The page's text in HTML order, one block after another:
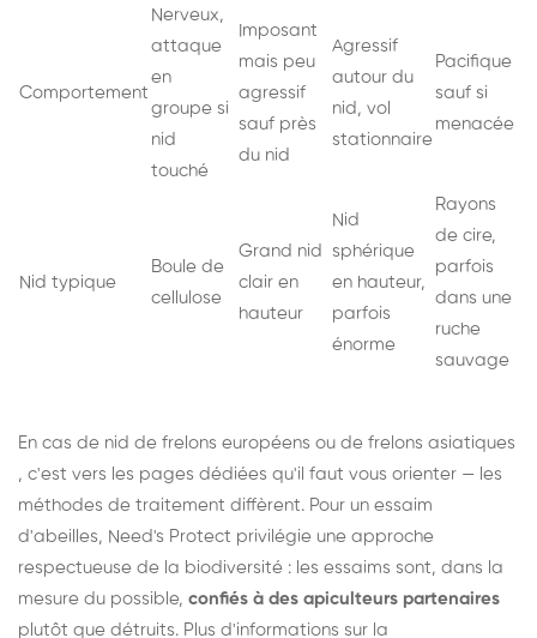
Comportement
Nerveux,
attaque
en
groupe si
nid
touché
Imposant
mais peu
agressif
sauf près
du nid
Agressif
autour du
nid, vol
stationnaire
Pacifique
sauf si
menacée
Nid typique
Boule de
cellulose
Grand nid
clair en
hauteur
Nid
sphérique
en hauteur,
parfois
énorme
Rayons
de cire,
parfois
dans une
ruche
sauvage
En cas de nid de frelons européens ou de frelons asiatiques
, c'est vers les pages dédiées qu'il faut vous orienter — les
méthodes de traitement diffèrent. Pour un essaim
d'abeilles, Need's Protect privilégie une approche
respectueuse de la biodiversité : les essaims sont, dans la
mesure du possible, confiés à des apiculteurs partenaires
plutôt que détruits. Plus d'informations sur la